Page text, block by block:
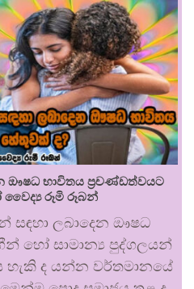
ඖෂධ භාවිතය ප්‍රචණ්ඩත්වයට
වෛද්‍ය රූමි රූබන්
සඳහා ලබාදෙන ඖෂධ
හෝ සාමාන්‍ය පුද්ගලයන්
ද යන්න වර්තමානයේ